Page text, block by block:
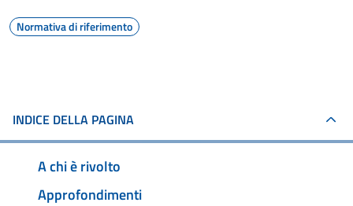
Normativa di riferimento
INDICE DELLA PAGINA
A chi è rivolto
Approfondimenti